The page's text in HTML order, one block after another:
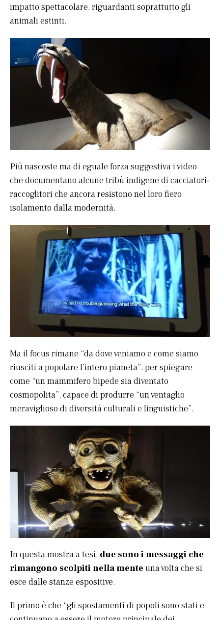
impatto spettacolare, riguardanti soprattutto gli
animali estinti.
Più nascoste ma di eguale forza suggestiva i video
che documentano alcune tribù indigene di cacciatori-
raccoglitori che ancora resistono nel loro fiero
isolamento dalla modernità.
Ma il focus rimane “da dove veniamo e come siamo
riusciti a popolare l’intero pianeta”, per spiegare
come “un mammifero bipede sia diventato
cosmopolita”, capace di produrre “un ventaglio
meraviglioso di diversità culturali e linguistiche”.
In questa mostra a tesi, due sono i messaggi che
rimangono scolpiti nella mente una volta che si
esce dalle stanze espositive.
Il primo è che “gli spostamenti di popoli sono stati e